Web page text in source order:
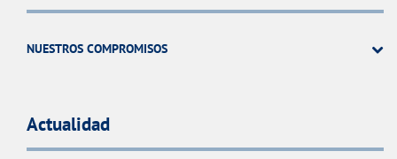
NUESTROS COMPROMISOS
Actualidad